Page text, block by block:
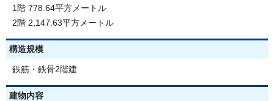
1階 778.64平方メートル
2階 2,147.63平方メートル
構造規模
鉄筋・鉄骨2階建
建物内容